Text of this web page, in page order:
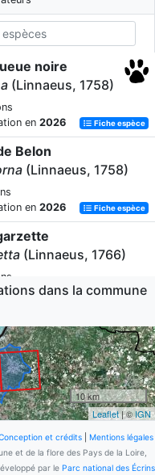
noire
(Linnaeus, 1758)
en 2026 Fiche espèce
Belon
(Linnaeus, 1758)
en 2026 Fiche espèce
(Linnaeus, 1766)
en2026 Fiche espèce
Linnaeus, 1758
en2026 Fiche espèce
avosettaLinnaeus,
dans la commune
10 km
Leaflet| ©IGN
et crédits
Mentions légales
et de la flore des Pays de la Loire,
par le Parc national des Écrins